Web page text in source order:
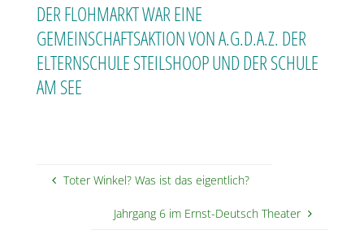
DER FLOHMARKT WAR EINE
GEMEINSCHAFTSAKTION VON A.G.D.A.Z. DER
ELTERNSCHULE STEILSHOOP UND DER SCHULE
AM SEE
Toter Winkel? Was ist das eigentlich?
Jahrgang 6 im Ernst-Deutsch Theater